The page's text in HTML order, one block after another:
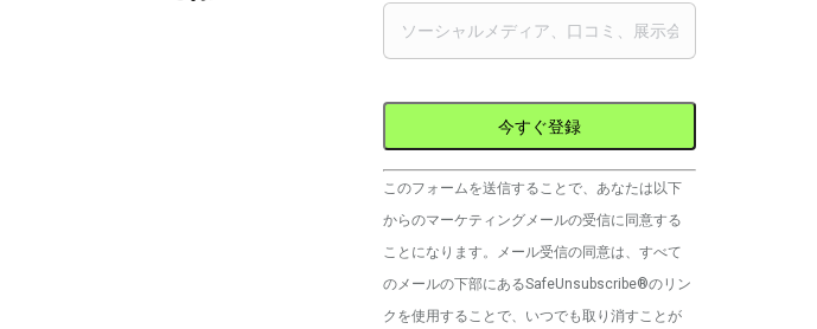
コ
ン
ス
タ
ン
このフォームを送信することで、あなたは以下
からのマーケティングメールの受信に同意する
ことになります。メール受信の同意は、すべて
のメールの下部にあるSafeUnsubscribe®のリン
クを使用することで、いつでも取り消すことが